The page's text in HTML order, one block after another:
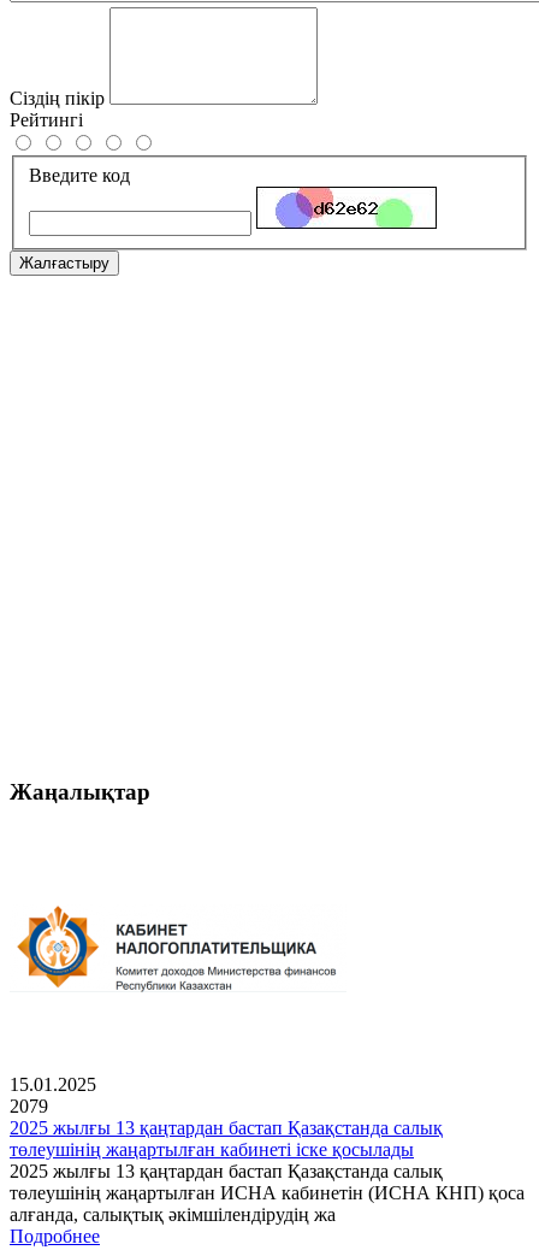
Сіздің пікір
Рейтингі
Введите код
Жалғастыру
Жаңалықтар
15.01.2025
2079
2025 жылғы 13 қаңтардан бастап Қазақстанда салық
төлеушінің жаңартылған кабинеті іске қосылады
2025 жылғы 13 қаңтардан бастап Қазақстанда салық
төлеушінің жаңартылған ИСНА кабинетін (ИСНА КНП) қоса
алғанда, салықтық әкімшілендірудің жа
Подробнее